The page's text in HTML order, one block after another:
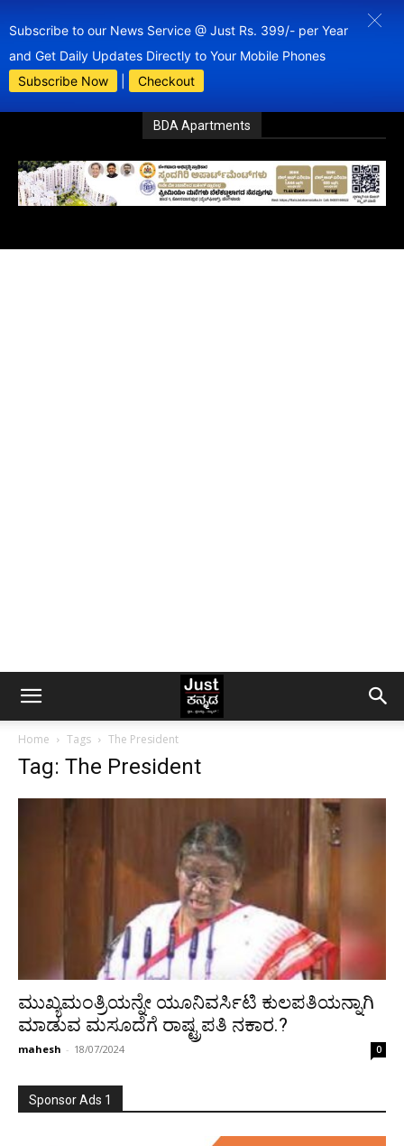
Subscribe to our News Service @ Just Rs. 399/- per Year
and Get Daily Updates Directly to Your Mobile Phones
Subscribe Now
Checkout
BDA Apartments
Home Tags The President
Tag: The President
ಮುಖ್ಯಮಂತ್ರಿಯನ್ನೇ ಯೂನಿವರ್ಸಿಟಿ ಕುಲಪತಿಯನ್ನಾಗಿ
ಮಾಡುವ ಮಸೂದೆಗೆ ರಾಷ್ಟ್ರಪತಿ ನಕಾರ.?
mahesh - 18/07/2024 0
Sponsor Ads 1